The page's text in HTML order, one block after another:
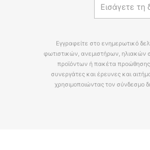
Εγγραφείτε στο ενημερωτικό
φωτιστικών, ανεμιστήρων, ηλιακών
προϊόντων ή πακέτα
συνεργάτες και έρευνες και
χρησιμοποιώντας τον σύνδεσμο